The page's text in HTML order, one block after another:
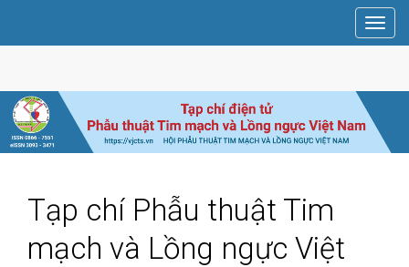
chính
chính
Thanh
bên
Tạp chí Phẫu thuật Tim
mạch và Lồng ngực Việt